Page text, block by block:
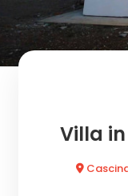
Villa
LAVORA
dove
cercare
Comune